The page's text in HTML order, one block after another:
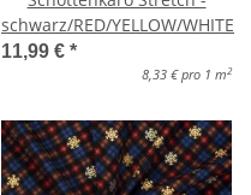
schwarz/RED/YELLOW/WHITE
11,99 € *
8,33 € pro 1 m 2